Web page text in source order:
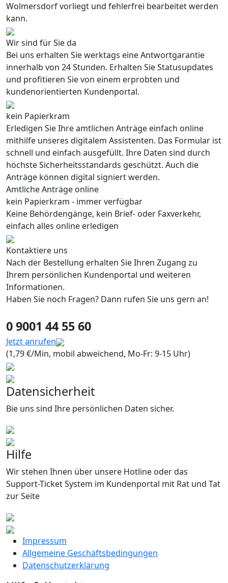
Wolmersdorf vorliegt und fehlerfrei bearbeitet werden
kann.
Wir sind für Sie da
Bei uns erhalten Sie werktags eine Antwortgarantie
innerhalb von 24 Stunden. Erhalten Sie Statusupdates
und profitieren Sie von einem erprobten und
kundenorientierten Kundenportal.
kein Papierkram
Erledigen Sie Ihre amtlichen Anträge einfach online
mithilfe unseres digitalem Assistenten. Das Formular ist
schnell und einfach ausgefüllt. Ihre Daten sind durch
höchste Sicherheitsstandards geschützt. Auch die
Anträge können digital signiert werden.
Amtliche Anträge online
kein Papierkram - immer verfügbar
Keine Behördengänge, kein Brief- oder Faxverkehr,
einfach alles online erledigen
Kontaktiere uns
Nach der Bestellung erhalten Sie Ihren Zugang zu
Ihrem persönlichen Kundenportal und weiteren
Informationen.
Haben Sie noch Fragen? Dann rufen Sie uns gern an!
0 9001 44 55 60
Jetzt anrufen
(1,79 €/Min, mobil abweichend, Mo-Fr: 9-15 Uhr)
Datensicherheit
Bie uns sind Ihre persönlichen Daten sicher.
Hilfe
Wir stehen Ihnen über unsere Hotline oder das
Support-Ticket System im Kundenportal mit Rat und Tat
zur Seite
Impressum
Allgemeine Geschäftsbedingungen
Datenschutzerklärung